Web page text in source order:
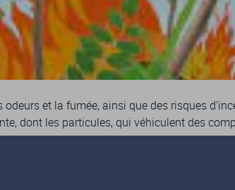
et la fumée, ainsi que des risques
dont les particules, qui véhiculent des
charge vos déchets verts qui seront